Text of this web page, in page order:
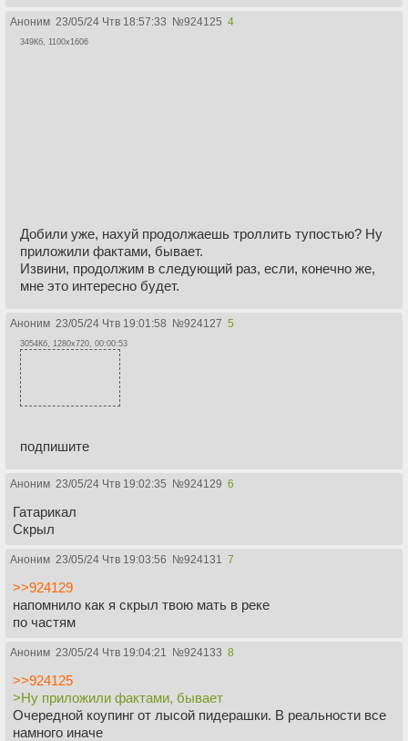
Аноним 23/05/24 Чтв 18:57:33 №924125 4
349Кб, 1100x1606
Добили уже, нахуй продолжаешь троллить тупостью? Ну
приложили фактами, бывает.
Извини, продолжим в следующий раз, если, конечно же,
мне это интересно будет.
Аноним 23/05/24 Чтв 19:01:58 №924127 5
3054Кб, 1280x720, 00:00:53
подпишите
Аноним 23/05/24 Чтв 19:02:35 №924129 6
Гатарикал
Скрыл
Аноним 23/05/24 Чтв 19:03:56 №924131 7
>>924129
напомнило как я скрыл твою мать в реке
по частям
Аноним 23/05/24 Чтв 19:04:21 №924133 8
>>924125
>Ну приложили фактами, бывает
Очередной коупинг от лысой пидерашки. В реальности все
намного иначе